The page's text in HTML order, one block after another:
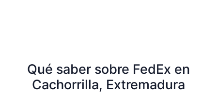
Qué saber sobre FedEx en
Cachorrilla, Extremadura